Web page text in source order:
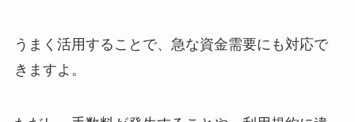
うまく活用することで、急な資金需要にも対応で
きますよ。